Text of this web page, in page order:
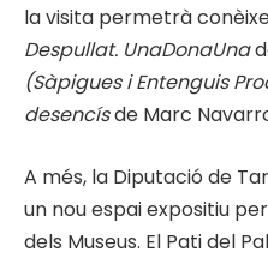
la visita permetrà
Despullat. UnaDonaUna
(Sàpigues i Entenguis
desencísde Marc
A més, la Diputació de
un nou espai expositiu
dels Museus. El Pati del